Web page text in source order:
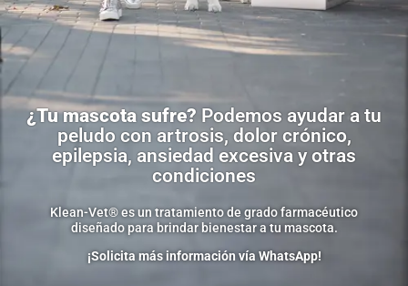
¿Tu mascota sufre? Podemos ayudar a tu
peludo con artrosis, dolor crónico,
epilepsia, ansiedad excesiva y otras
condiciones
Klean-Vet® es un tratamiento de grado farmacéutico
diseñado para brindar bienestar a tu mascota.
¡Solicita más información vía WhatsApp!